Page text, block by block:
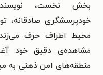
بخش نخست، نویسنده
خودپرسشگری صادقانه،
محیط اطراف حرف
مشاهده‌ی دقیق خود
منطقه‌های امن ذهنی به